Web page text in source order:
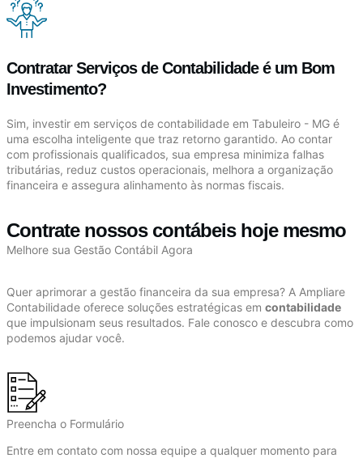
Contratar Serviços de Contabilidade é um Bom
Investimento?
Sim, investir em serviços de contabilidade em Tabuleiro - MG é
uma escolha inteligente que traz retorno garantido. Ao contar
com profissionais qualificados, sua empresa minimiza falhas
tributárias, reduz custos operacionais, melhora a organização
financeira e assegura alinhamento às normas fiscais.
Contrate nossos contábeis hoje mesmo
Melhore sua Gestão Contábil Agora
Quer aprimorar a gestão financeira da sua empresa? A Ampliare
Contabilidade oferece soluções estratégicas em contabilidade
que impulsionam seus resultados. Fale conosco e descubra como
podemos ajudar você.
Preencha o Formulário
Entre em contato com nossa equipe a qualquer momento para